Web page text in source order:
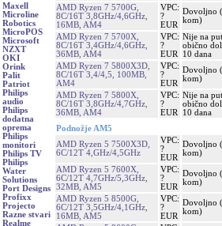
Maxell
Microline
Robotics
MicroPOS
Microsoft
NZXT
OKI
Orink
Palit
Patriot
Philips
audio
Philips
dodatna
oprema
Philips
monitori
Philips TV
Philips
Water
Solutions
Port Designs
Profixx
Projecto
Razne stvari
Realme
AMD Ryzen 7 5700G,
8C/16T 3,8GHz/4,6GHz,
16MB, AM4
VPC:
?
EUR
Dovoljno
kom)
AMD Ryzen 7 5700X,
8C/16T 3,4GHz/4,6GHz,
36MB, AM4
VPC:
?
EUR
Nije na
obično
10 dana
AMD Ryzen 7 5800X3D,
8C/16T 3,4/4,5, 100MB,
AM4
VPC:
?
EUR
Dovoljno
kom)
AMD Ryzen 7 5800X,
8C/16T 3,8GHz/4,7GHz,
36MB, AM4
VPC:
?
EUR
Nije na
obično
10 dana
Podnožje AM5
AMD Ryzen 5 7500X3D,
6C/12T 4,GHz/4,5GHz
VPC:
?
EUR
Dovoljno
kom)
AMD Ryzen 5 7600X,
6C/12T 4,7GHz/5,3GHz,
32MB, AM5
VPC:
?
EUR
Dovoljno
kom)
AMD Ryzen 5 8500G,
6C/12T 3,5GHz/4,1GHz,
16MB, AM5
VPC:
?
EUR
Dovoljno
kom)